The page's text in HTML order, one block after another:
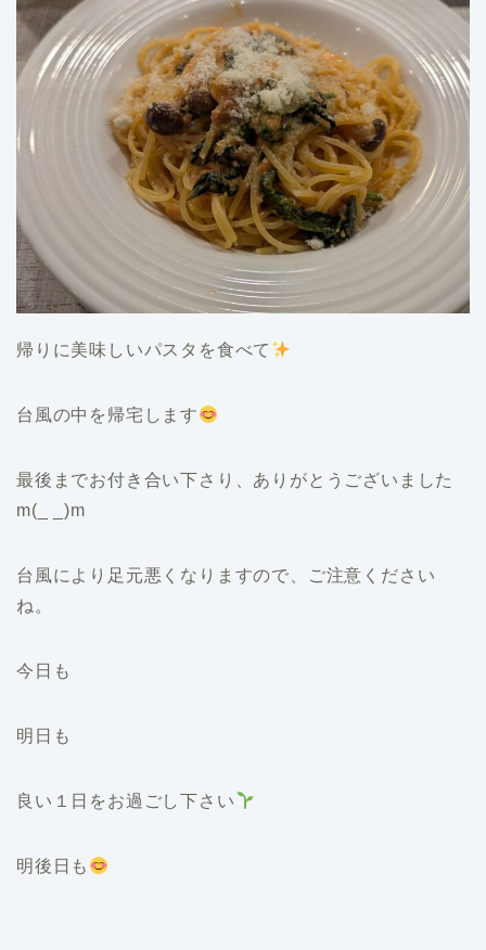
帰りに美味しいパスタを食べて
台風の中を帰宅します
最後までお付き合い下さり、ありがとうございました
m(_ _)m
台風により足元悪くなりますので、ご注意ください
ね。
今日も
明日も
良い１日をお過ごし下さい
明後日も